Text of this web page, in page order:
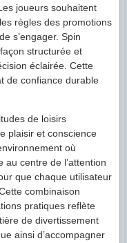
joueurs souhaitent
règles des promotions
s’engager. Spin
structurée et
éclairée. Cette
de confiance durable
de loisirs
plaisir et conscience
où
au centre de l’attention
que chaque utilisateur
combinaison
pratiques reflète
de divertissement
ainsi d’accompagner